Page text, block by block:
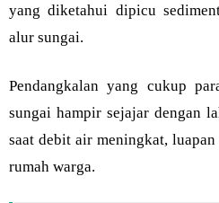
yang diketahui dipicu
alur sungai.
Pendangkalan yang cukup
sungai hampir sejajar dengan
saat debit air meningkat,
rumah warga.